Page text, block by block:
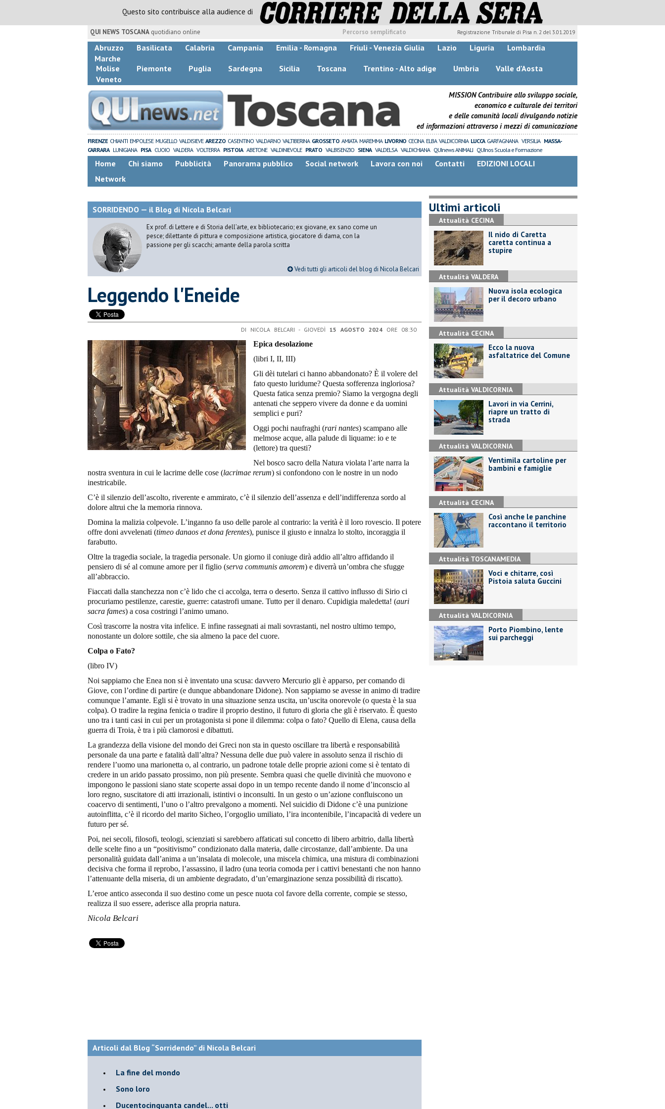
Questo sito contribuisce alla audience di
QUI NEWS TOSCANA quotidiano online Percorso semplificato Registrazione Tribunale di Pisa n. 2 del 3.01.2019
Abruzzo Basilicata Calabria Campania Emilia - Romagna Friuli - Venezia Giulia Lazio Liguria
Lombardia
Marche
Molise
Piemonte Puglia Sardegna Sicilia Toscana Trentino - Alto adige Umbria
Valle d'Aosta
Veneto
MISSION Contribuire allo sviluppo sociale,
economico e culturale dei territori
e delle comunità locali divulgando notizie
ed informazioni attraverso i mezzi di comunicazione
FIRENZE CHIANTI EMPOLESE MUGELLO VALDISIEVE AREZZO CASENTINO VALDARNO VALTIBERINA GROSSETO AMIATA MAREMMA LIVORNO CECINA ELBA VALDICORNIA LUCCA GARFAGNANA VERSILIA MASSA-
CARRARA LUNIGIANA PISA CUOIO VALDERA VOLTERRA PISTOIA ABETONE VALDINIEVOLE PRATO VALBISENZIO SIENA VALDELSA VALDICHIANA QUInews ANIMALI QUInos Scuola e Formazione
Home Chi siamo Pubblicità Panorama pubblico Social network Lavora con noi Contatti
EDIZIONI LOCALI
Network
SORRIDENDO — il Blog di Nicola Belcari
Ex prof. di Lettere e di Storia dell’arte, ex bibliotecario; ex giovane, ex sano come un
pesce; dilettante di pittura e composizione artistica, giocatore di dama, con la
passione per gli scacchi; amante della parola scritta
Vedi tutti gli articoli del blog di Nicola Belcari
Leggendo l'Eneide
DI NICOLA BELCARI - GIOVEDÌ 15 AGOSTO 2024 ORE 08:30
Epica desolazione
(libri I, II, III)
Gli dèi tutelari ci hanno abbandonato? È il volere del
fato questo luridume? Questa sofferenza ingloriosa?
Questa fatica senza premio? Siamo la vergogna degli
antenati che seppero vivere da donne e da uomini
semplici e puri?
Oggi pochi naufraghi (rari nantes) scampano alle
melmose acque, alla palude di liquame: io e te
(lettore) tra questi?
Nel bosco sacro della Natura violata l’arte narra la
nostra sventura in cui le lacrime delle cose (lacrimae rerum) si confondono con le nostre in un nodo
inestricabile.
C’è il silenzio dell’ascolto, riverente e ammirato, c’è il silenzio dell’assenza e dell’indifferenza sordo al
dolore altrui che la memoria rinnova.
Domina la malizia colpevole. L’inganno fa uso delle parole al contrario: la verità è il loro rovescio. Il potere
offre doni avvelenati (timeo danaos et dona ferentes), punisce il giusto e innalza lo stolto, incoraggia il
farabutto.
Oltre la tragedia sociale, la tragedia personale. Un giorno il coniuge dirà addio all’altro affidando il
pensiero di sé al comune amore per il figlio (serva communis amorem) e diverrà un’ombra che sfugge
all’abbraccio.
Fiaccati dalla stanchezza non c’è lido che ci accolga, terra o deserto. Senza il cattivo influsso di Sirio ci
procuriamo pestilenze, carestie, guerre: catastrofi umane. Tutto per il denaro. Cupidigia maledetta! (auri
sacra fames) a cosa costringi l’animo umano.
Così trascorre la nostra vita infelice. E infine rassegnati ai mali sovrastanti, nel nostro ultimo tempo,
nonostante un dolore sottile, che sia almeno la pace del cuore.
Colpa o Fato?
(libro IV)
Noi sappiamo che Enea non si è inventato una scusa: davvero Mercurio gli è apparso, per comando di
Giove, con l’ordine di partire (e dunque abbandonare Didone). Non sappiamo se avesse in animo di tradire
comunque l’amante. Egli si è trovato in una situazione senza uscita, un’uscita onorevole (o questa è la sua
colpa). O tradire la regina fenicia o tradire il proprio destino, il futuro di gloria che gli è riservato. È questo
uno tra i tanti casi in cui per un protagonista si pone il dilemma: colpa o fato? Quello di Elena, causa della
guerra di Troia, è tra i più clamorosi e dibattuti.
La grandezza della visione del mondo dei Greci non sta in questo oscillare tra libertà e responsabilità
personale da una parte e fatalità dall’altra? Nessuna delle due può valere in assoluto senza il rischio di
rendere l’uomo una marionetta o, al contrario, un padrone totale delle proprie azioni come si è tentato di
credere in un arido passato prossimo, non più presente. Sembra quasi che quelle divinità che muovono e
impongono le passioni siano state scoperte assai dopo in un tempo recente dando il nome d’inconscio al
loro regno, suscitatore di atti irrazionali, istintivi o inconsulti. In un gesto o un’azione confluiscono un
coacervo di sentimenti, l’uno o l’altro prevalgono a momenti. Nel suicidio di Didone c’è una punizione
autoinflitta, c’è il ricordo del marito Sicheo, l’orgoglio umiliato, l’ira incontenibile, l’incapacità di vedere un
futuro per sé.
Poi, nei secoli, filosofi, teologi, scienziati si sarebbero affaticati sul concetto di libero arbitrio, dalla libertà
delle scelte fino a un “positivismo” condizionato dalla materia, dalle circostanze, dall’ambiente. Da una
personalità guidata dall’anima a un’insalata di molecole, una miscela chimica, una mistura di combinazioni
decisiva che forma il reprobo, l’assassino, il ladro (una teoria comoda per i cattivi benestanti che non hanno
l’attenuante della miseria, di un ambiente degradato, d’un’emarginazione senza possibilità di riscatto).
L’eroe antico asseconda il suo destino come un pesce nuota col favore della corrente, compie se stesso,
realizza il suo essere, aderisce alla propria natura.
Nicola Belcari
Articoli dal Blog “Sorridendo” di Nicola Belcari
La fine del mondo
Sono loro
Ducentocinquanta candel... otti
Ultimi articoli
Attualità CECINA
Il nido di Caretta
caretta continua a
stupire
Attualità VALDERA
Nuova isola ecologica
per il decoro urbano
Attualità CECINA
Ecco la nuova
asfaltatrice del Comune
Attualità VALDICORNIA
Lavori in via Cerrini,
riapre un tratto di
strada
Attualità VALDICORNIA
Ventimila cartoline per
bambini e famiglie
Attualità CECINA
Così anche le panchine
raccontano il territorio
Attualità TOSCANAMEDIA
Voci e chitarre, così
Pistoia saluta Guccini
Attualità VALDICORNIA
Porto Piombino, lente
sui parcheggi